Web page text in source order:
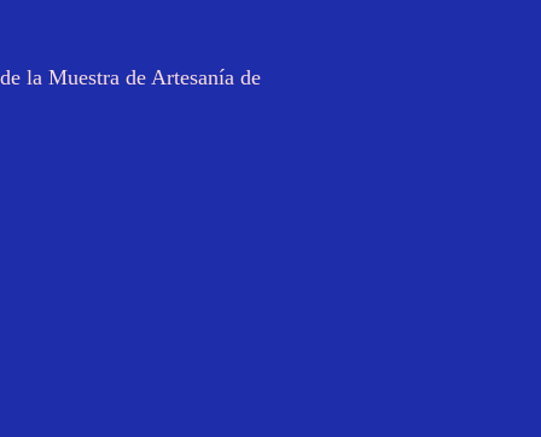
la Muestra de Artesanía de